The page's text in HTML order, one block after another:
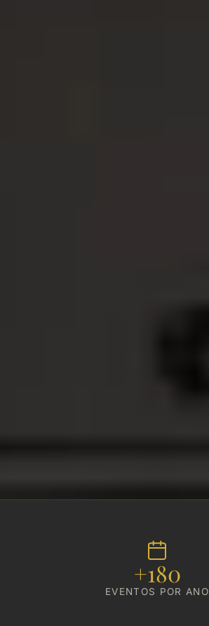
A PH Eventos em números
+180
EVENTOS POR ANO